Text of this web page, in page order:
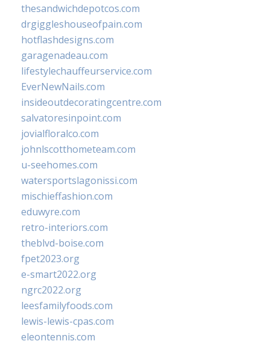
thesandwichdepotcos.com
drgiggleshouseofpain.com
hotflashdesigns.com
garagenadeau.com
lifestylechauffeurservice.com
EverNewNails.com
insideoutdecoratingcentre.com
salvatoresinpoint.com
jovialfloralco.com
johnlscotthometeam.com
u-seehomes.com
watersportslagonissi.com
mischieffashion.com
eduwyre.com
retro-interiors.com
theblvd-boise.com
fpet2023.org
e-smart2022.org
ngrc2022.org
leesfamilyfoods.com
lewis-lewis-cpas.com
eleontennis.com